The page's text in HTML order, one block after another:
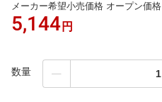
メーカー希望小売価格 オープン価格
5,144 円
数量